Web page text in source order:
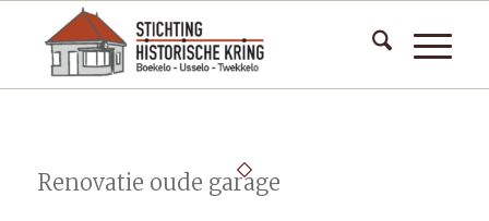
Renovatie oude garage